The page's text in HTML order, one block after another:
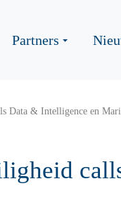
Partners
Data & Intelligence en